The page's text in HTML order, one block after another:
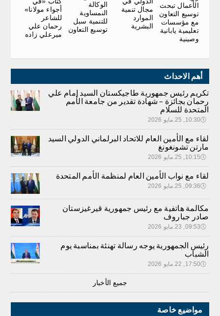
الأعمال تبحث
توسيع التعاون
مع مؤسسات
تعليمية يابانية
وصينية
مجال تنمية
الموارد
البشرية
الوكالة
النمساوية
للتنمية سبل
توسيع التعاون
أجواء مولانا»
للشاعر
رحمان علي
ميرعلي زاده
أهم الاحداث
تكريم رئيس جمهورية طاجيكستان السيد إمام علي
رحمان بجائزة – شهادة تقدير من جامعة الأمم
المتحدة للسلام
🕔10:30, 25.مايو 2026
لقاء مع الأمين العام للاتحاد البرلماني الدولي السيد
مارتن تشونغونغ
🕔10:15, 25.مايو 2026
لقاء مع نواب الأمين العام لمنظمة الأمم المتحدة
🕔09:36, 25.مايو 2026
مكالمة هاتفية مع رئيس جمهورية قيرغيزستان
صادر جباروف
🕔09:53, 23.مايو 2026
رئيس الجمهورية يوجه رسالة تهنئة بمناسبة يوم
الشباب
🕔17:50, 22.مايو 2026
جميع الأخبار
مواضيع خاصة